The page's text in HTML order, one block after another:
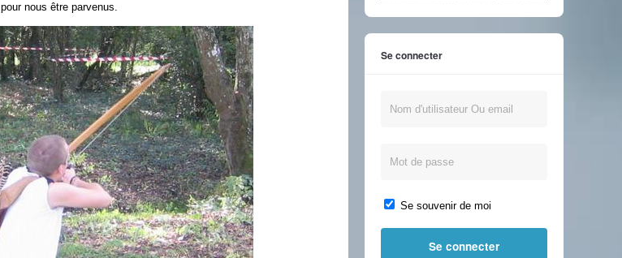
nous être parvenus.
Se connecter
Se souvenir de moi